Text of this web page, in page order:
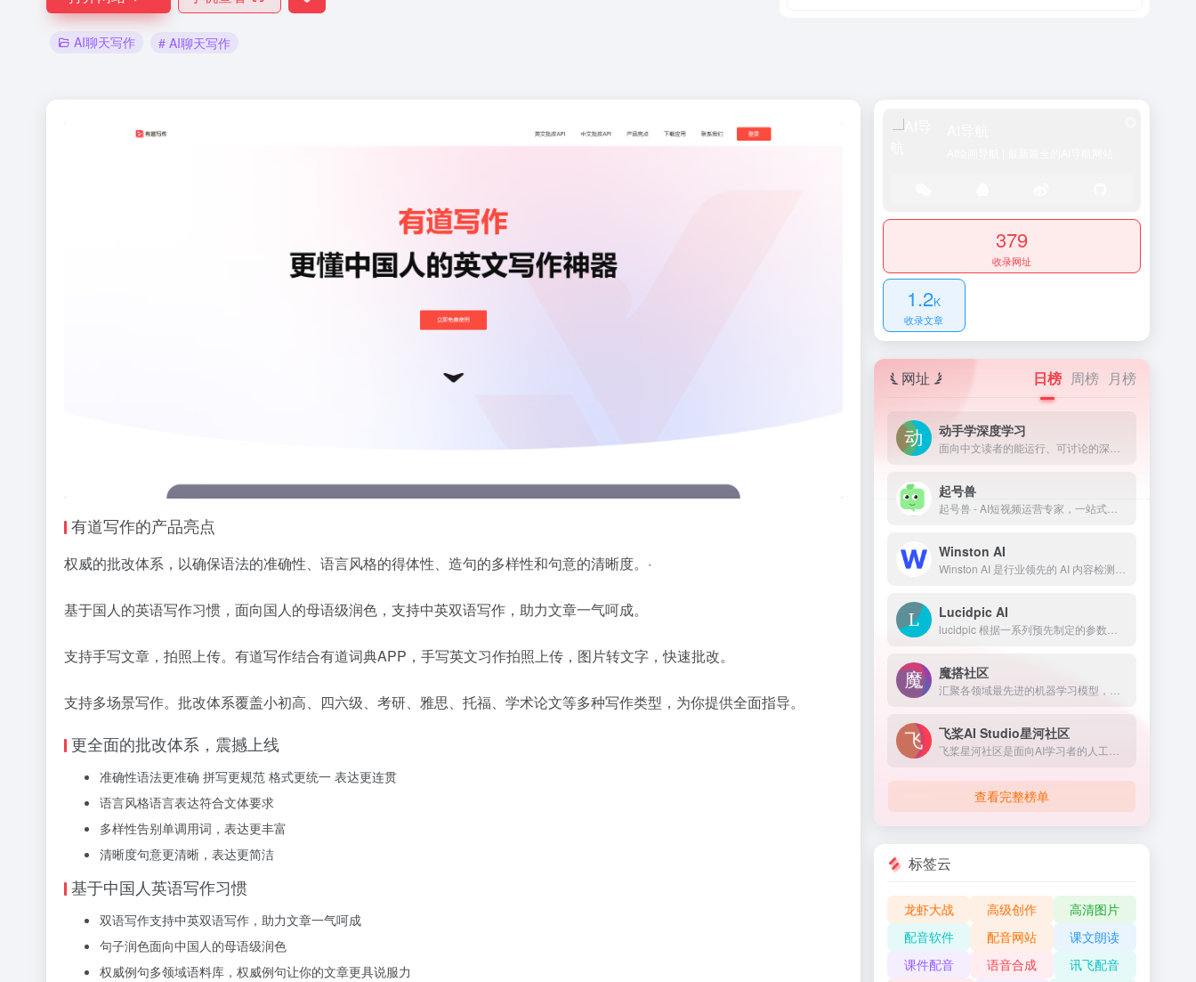
AI聊天写作 # AI聊天写作
有道写作的产品亮点
权威的批改体系，以确保语法的准确性、语言风格的得体性、造句的多样性和句意的清晰度。·
基于国人的英语写作习惯，面向国人的母语级润色，支持中英双语写作，助力文章一气呵成。
支持手写文章，拍照上传。有道写作结合有道词典APP，手写英文习作拍照上传，图片转文字，快速批改。
支持多场景写作。批改体系覆盖小初高、四六级、考研、雅思、托福、学术论文等多种写作类型，为你提供全面指导。
更全面的批改体系，震撼上线
准确性语法更准确 拼写更规范 格式更统一 表达更连贯
语言风格语言表达符合文体要求
多样性告别单调用词，表达更丰富
清晰度句意更清晰，表达更简洁
基于中国人英语写作习惯
双语写作支持中英双语写作，助力文章一气呵成
句子润色面向中国人的母语级润色
权威例句多领域语料库，权威例句让你的文章更具说服力
379
收录网址
1.2K
收录文章
网址 日榜 周榜 月榜
动手学深度学习
起号兽
Winston AI
Lucidpic AI
魔搭社区
飞桨AI Studio星河社区
查看完整榜单
标签云
龙虾大战 高级创作
高清图片
配音软件
配音网站
课文朗读
课件配音
语音合成
讯飞配音